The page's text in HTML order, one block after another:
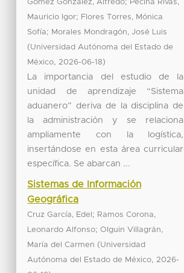
Gómez González, Alfredo
Pecina Rivas,
Mauricio Igor; Flores Torres, Mónica
Sofía; Morales Mondragón, José Luis
(Universidad Autónoma del Estado de
México, 2026-06-18)
La importancia del estudio de la
unidad de aprendizaje “Sistema
aduanero” deriva de la disciplina de
la administración y se relaciona
ampliamente con la logística,
insertándose en esta área curricular
específica. Se abarcan ...
Sistemas de Información
Geográfica
Cruz García, Edel ; Ramos Corona,
Leonardo Alfonso;Olguin Villagrán,
María del Carmen (Universidad
Autónoma del Estado de México, 2026-